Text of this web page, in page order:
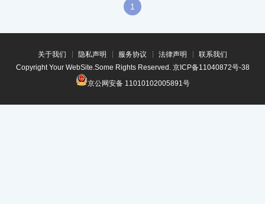
1
关于我们 隐私声明 服务协议 法律声明
联系我们
Copyright Your WebSite.Some Rights Reserved. 京ICP备11040872号-38
京公网安备 11010102005891号